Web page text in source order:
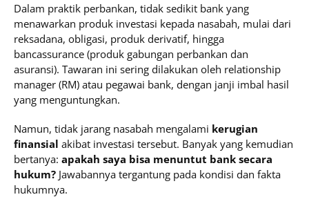
Dalam praktik perbankan, tidak sedikit bank yang
menawarkan produk investasi kepada nasabah, mulai dari
reksadana, obligasi, produk derivatif, hingga
bancassurance (produk gabungan perbankan dan
asuransi). Tawaran ini sering dilakukan oleh relationship
manager (RM) atau pegawai bank, dengan janji imbal hasil
yang menguntungkan.
Namun, tidak jarang nasabah mengalami kerugian
finansial akibat investasi tersebut. Banyak yang kemudian
bertanya: apakah saya bisa menuntut bank secara
hukum? Jawabannya tergantung pada kondisi dan fakta
hukumnya.